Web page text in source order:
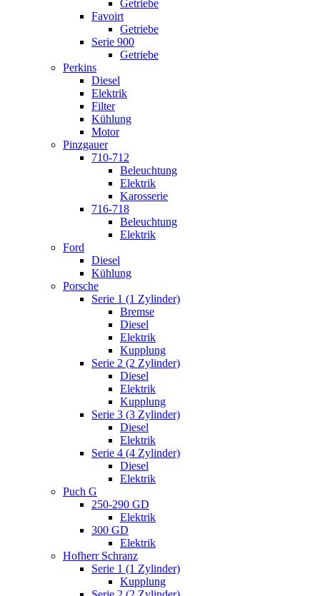
Getriebe
Favoirt
Getriebe
Serie 900
Getriebe
Perkins
Diesel
Elektrik
Filter
Kühlung
Motor
Pinzgauer
710-712
Beleuchtung
Elektrik
Karosserie
716-718
Beleuchtung
Elektrik
Ford
Diesel
Kühlung
Porsche
Serie 1 (1 Zylinder)
Bremse
Diesel
Elektrik
Kupplung
Serie 2 (2 Zylinder)
Diesel
Elektrik
Kupplung
Serie 3 (3 Zylinder)
Diesel
Elektrik
Serie 4 (4 Zylinder)
Diesel
Elektrik
Puch G
250-290 GD
Elektrik
300 GD
Elektrik
Hofherr Schranz
Serie 1 (1 Zylinder)
Kupplung